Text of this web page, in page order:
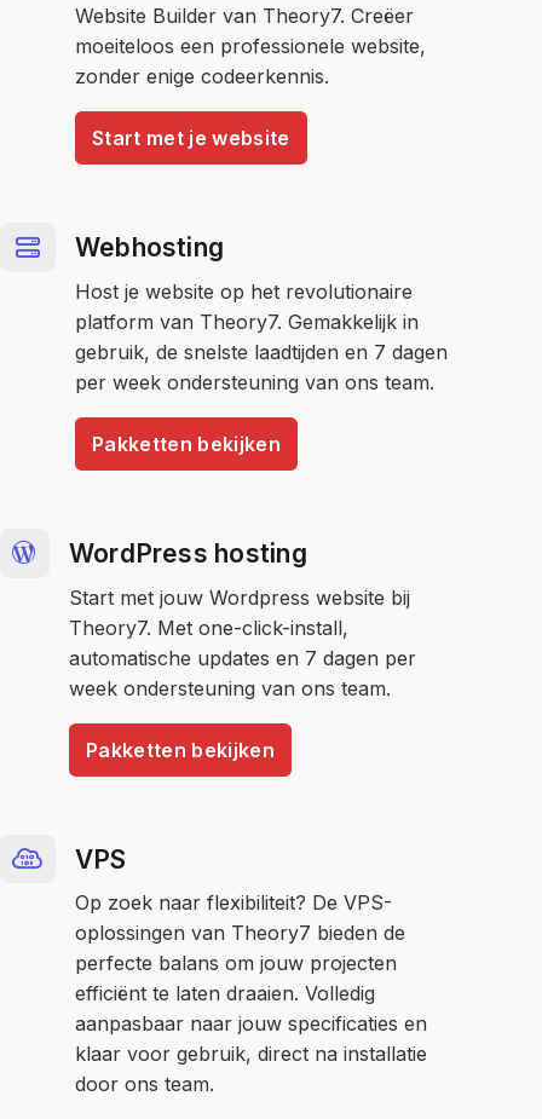
Website Builder van Theory7. Creëer
moeiteloos een professionele website,
zonder enige codeerkennis.
Start met je website
Webhosting
Host je website op het revolutionaire
platform van Theory7. Gemakkelijk in
gebruik, de snelste laadtijden en 7 dagen
per week ondersteuning van ons team.
Pakketten bekijken
WordPress hosting
Start met jouw Wordpress website bij
Theory7. Met one-click-install,
automatische updates en 7 dagen per
week ondersteuning van ons team.
Pakketten bekijken
VPS
Op zoek naar flexibiliteit? De VPS-
oplossingen van Theory7 bieden de
perfecte balans om jouw projecten
efficiënt te laten draaien. Volledig
aanpasbaar naar jouw specificaties en
klaar voor gebruik, direct na installatie
door ons team.